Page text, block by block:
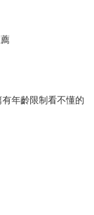
年齡限制看不懂的